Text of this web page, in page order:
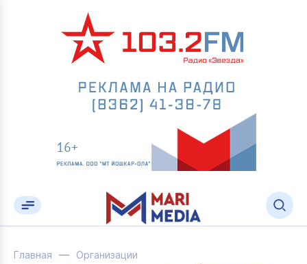
Главная
Организации